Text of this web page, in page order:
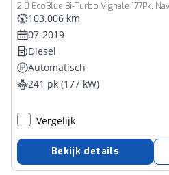
2.0 EcoBlue Bi-Turbo Vignale 177Pk,
103.006 km
07-2019
Diesel
Automatisch
241 pk (177 kW)
Vergelijk
Bekijk details